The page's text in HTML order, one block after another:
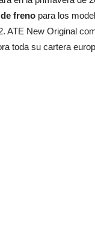
freno para los
ATE New Original
toda su cartera